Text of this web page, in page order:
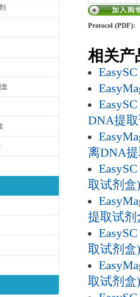
Protocol (PDF):
相关产
DNA提
离DNA
取试剂盒
提取试剂
取试剂盒
取试剂盒